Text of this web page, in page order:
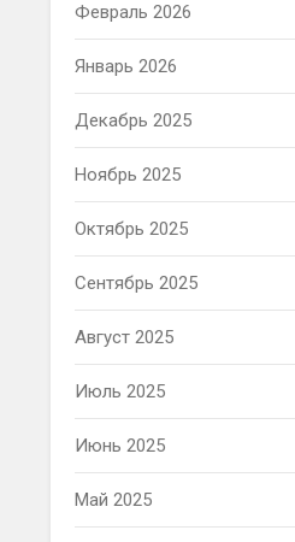
Февраль 2026
Январь 2026
Декабрь 2025
Ноябрь 2025
Октябрь 2025
Сентябрь 2025
Август 2025
Июль 2025
Июнь 2025
Май 2025